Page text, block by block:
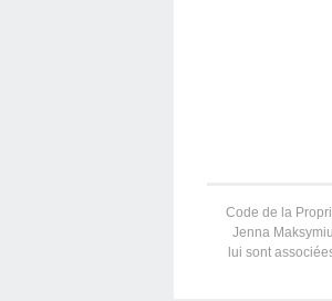
Code de la
Jenna
lui sont